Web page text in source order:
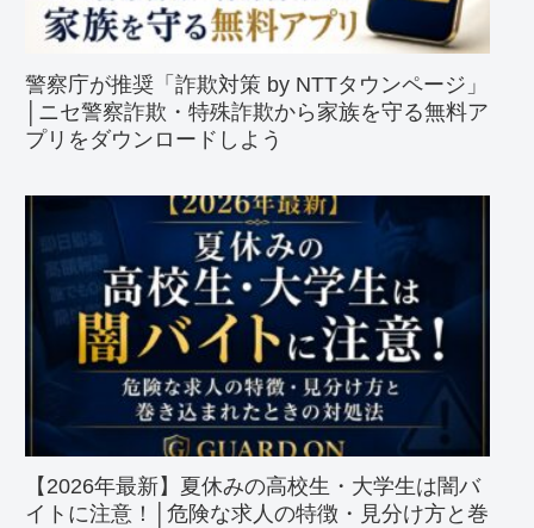
警察庁が推奨「詐欺対策 by NTTタウンページ」
│ニセ警察詐欺・特殊詐欺から家族を守る無料ア
プリをダウンロードしよう
【2026年最新】夏休みの高校生・大学生は闇バ
イトに注意！│危険な求人の特徴・見分け方と巻